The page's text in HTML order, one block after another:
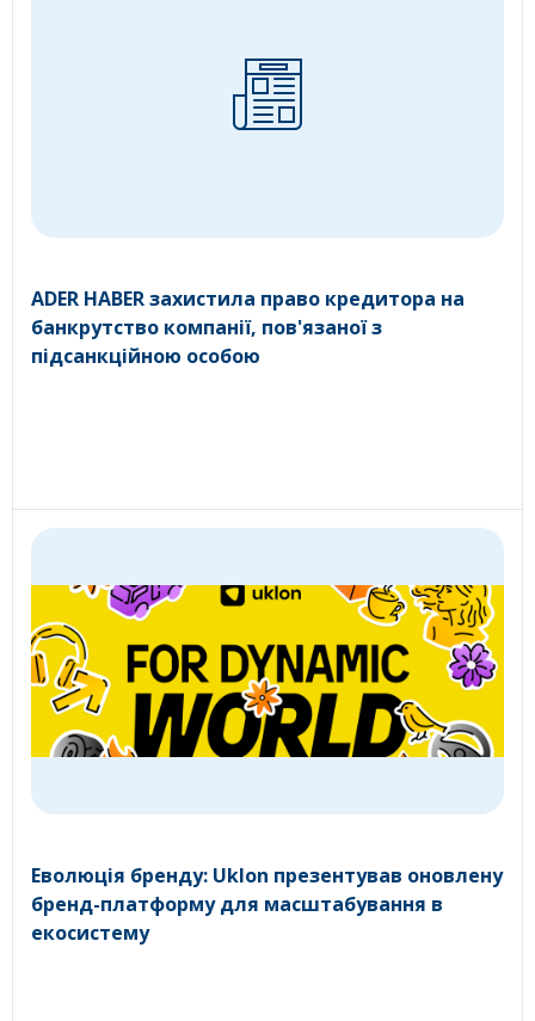
ADER HABER захистила право кредитора на
банкрутство компанії, пов'язаної з
підсанкційною особою
Еволюція бренду: Uklon презентував оновлену
бренд-платформу для масштабування в
екосистему